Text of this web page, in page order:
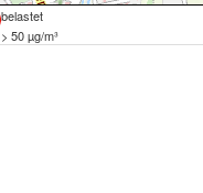
belastet
> 50 µg/m³